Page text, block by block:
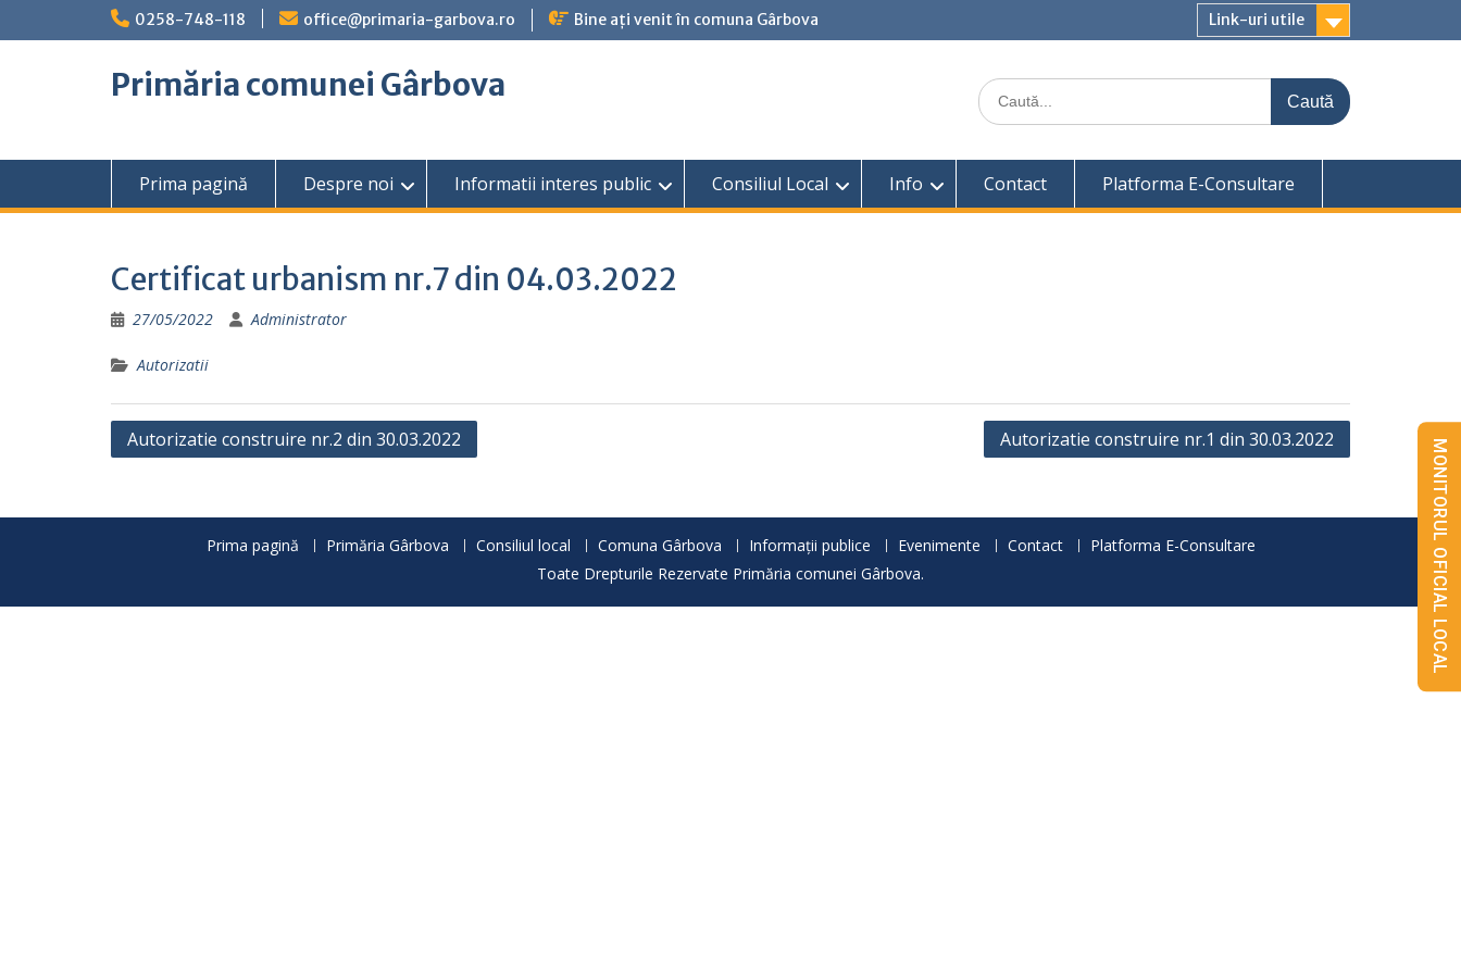
0258-748-118 office@primaria-garbova.ro Bine ați venit în comuna Gârbova Link-uri utile
Primăria comunei Gârbova
Caută
for:
Prima pagină Despre noi Informatii interes public Consiliul Local Info Contact Platforma E-Consultare
Certificat urbanism nr.7 din 04.03.2022
27/05/2022 Administrator
Autorizatii
Navigare
Autorizatie construire nr.2 din 30.03.2022 Autorizatie construire nr.1 din 30.03.2022
Prima pagină Primăria Gârbova Consiliul local Comuna Gârbova Informații publice Evenimente Contact
Platforma E-Consultare
Toate Drepturile Rezervate Primăria comunei Gârbova.
MONITORUL OFICIAL LOCAL